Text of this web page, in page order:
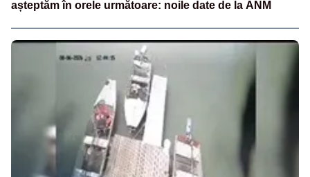
așteptăm în orele următoare: noile date de la ANM